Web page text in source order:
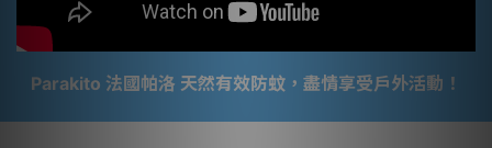
Parakito 法國帕洛 天然有效防蚊，盡情享受戶外活動！